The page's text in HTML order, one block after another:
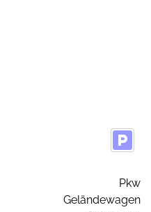
Pkw
Geländewagen